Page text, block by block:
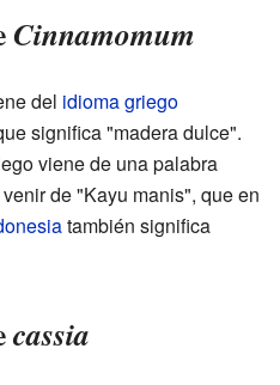
Cinnamomum
del idioma griego
significa "madera dulce".
viene de una palabra
de "Kayu manis", que en
también significa
cassia